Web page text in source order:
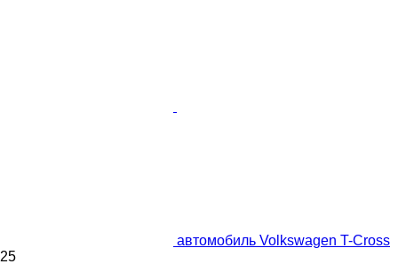
автомобиль Volkswagen T-Cross
25